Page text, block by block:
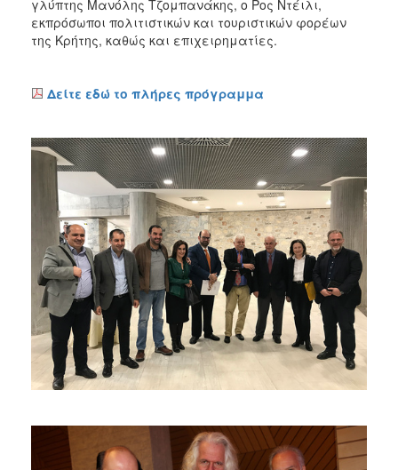
γλύπτης Μανόλης Τζομπανάκης, ο Ρος Ντέιλι,
εκπρόσωποι πολιτιστικών και τουριστικών φορέων
της Κρήτης, καθώς και επιχειρηματίες.
Δείτε εδώ το πλήρες πρόγραμμα